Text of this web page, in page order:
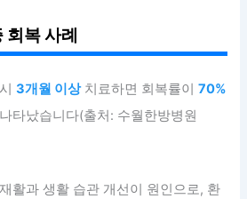
회복 사례
시3개월 이상치료하면 회복률이70%
타났습니다(출처: 수월한방병원
활과 생활 습관 개선이 원인으로, 환